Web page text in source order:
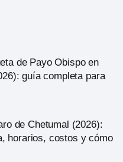
de Payo Obispo en
guía completa para
de Chetumal (2026):
horarios, costos y cómo